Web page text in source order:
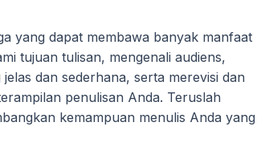
yang dapat membawa banyak manfaat
tujuan tulisan, mengenali audiens,
dan sederhana, serta merevisi dan
penulisan Anda. Teruslah
kemampuan menulis Anda yang